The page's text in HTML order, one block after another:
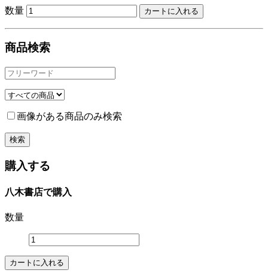
数量
商品検索
画像がある商品のみ検索
購入する
八木書店で購入
数量